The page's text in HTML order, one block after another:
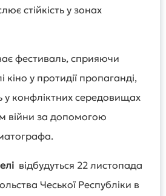
стійкість у зонах
фестиваль, сприяючи
у протидії пропаганді,
у конфліктних середовищах
війни за допомогою
відбудуться 22 листопада
Чеської Республіки в